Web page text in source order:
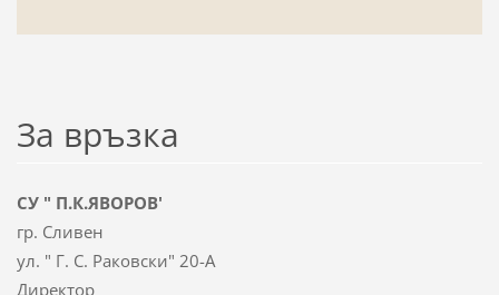
За връзка
СУ " П.К.ЯВОРОВ'
гр. Сливен
ул. " Г. С. Раковски" 20-А
Директор